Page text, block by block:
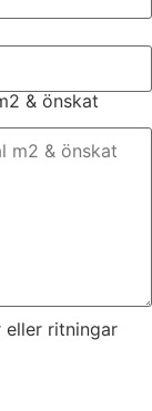
& önskat
eller ritningar